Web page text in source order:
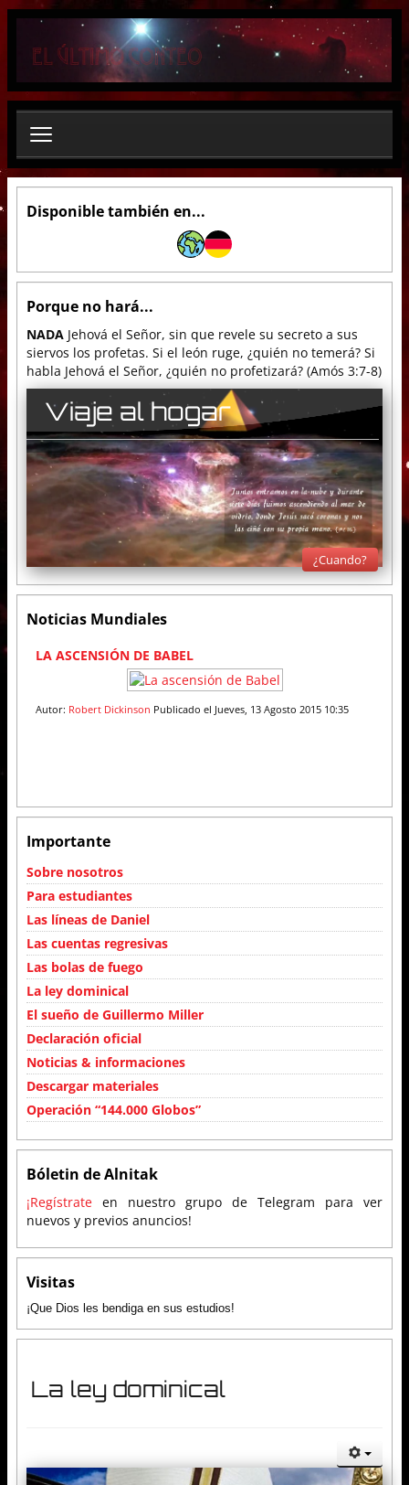
Disponible también en...
Porque no hará...
NADA Jehová el Señor, sin que revele su secreto a sus
siervos los profetas. Si el león ruge, ¿quién no temerá? Si
habla Jehová el Señor, ¿quién no profetizará? (Amós 3:7-8)
Viaje al hogar
¿Cuando?
Noticias Mundiales
LA ASCENSIÓN DE BABEL
Autor: Robert Dickinson Publicado el Jueves, 13 Agosto 2015 10:35
Importante
Sobre nosotros
Para estudiantes
Las líneas de Daniel
Las cuentas regresivas
Las bolas de fuego
La ley dominical
El sueño de Guillermo Miller
Declaración oficial
Noticias & informaciones
Descargar materiales
Operación “144.000 Globos”
Bóletin de Alnitak
¡Regístrate en nuestro grupo de Telegram para ver
nuevos y previos anuncios!
Visitas
¡Que Dios les bendiga en sus estudios!
La ley dominical